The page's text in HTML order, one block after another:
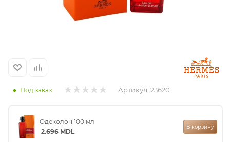
Под заказ Артикул: 23620
Одеколон 100 мл
2.696 MDL
В корзину